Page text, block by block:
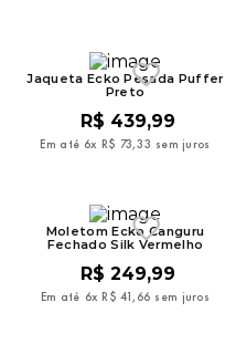
Jaqueta Ecko Pesada Puffer
Preto
R$ 439,99
Em até 6x R$ 73,33 sem juros
Moletom Ecko Canguru
Fechado Silk Vermelho
R$ 249,99
Em até 6x R$ 41 , 66 sem juros